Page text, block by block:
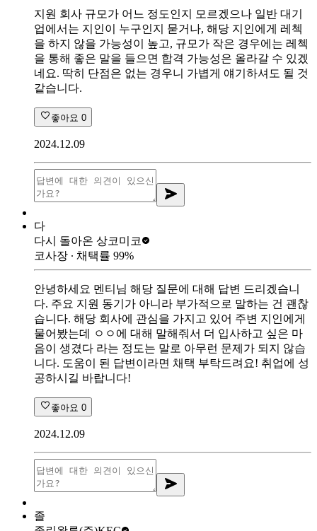
지원 회사 규모가 어느 정도인지 모르겠으나 일반 대기
업에서는 지인이 누구인지 묻거나, 해당 지인에게 레첵
을 하지 않을 가능성이 높고, 규모가 작은 경우에는 레첵
을 통해 좋은 말을 들으면 합격 가능성은 올라갈 수 있겠
네요. 딱히 단점은 없는 경우니 가볍게 얘기하셔도 될 것
같습니다.
좋아요 0
2024.12.09
다
다시 돌아온 상코미코
코사장 ∙ 채택률 99%
안녕하세요 멘티님 해당 질문에 대해 답변 드리겠습니
다. 주요 지원 동기가 아니라 부가적으로 말하는 건 괜찮
습니다. 해당 회사에 관심을 가지고 있어 주변 지인에게
물어봤는데 ㅇㅇ에 대해 말해줘서 더 입사하고 싶은 마
음이 생겼다 라는 정도는 말로 아무런 문제가 되지 않습
니다. 도움이 된 답변이라면 채택 부탁드려요! 취업에 성
공하시길 바랍니다!
좋아요 0
2024.12.09
졸